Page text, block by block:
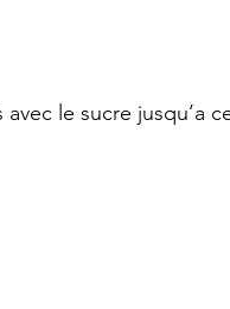
le sucre jusqu’a